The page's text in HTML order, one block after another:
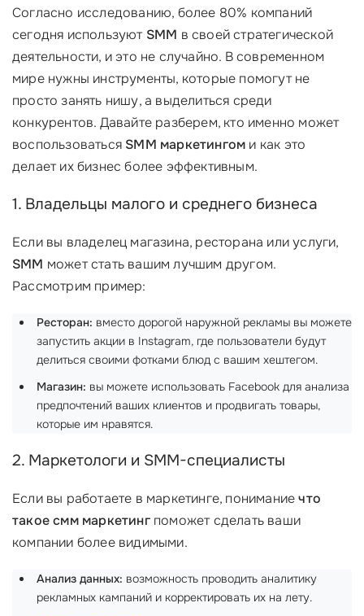
Согласно исследованию, более 80% компаний
сегодня используют SMM в своей стратегической
деятельности, и это не случайно. В современном
мире нужны инструменты, которые помогут не
просто занять нишу, а выделиться среди
конкурентов. Давайте разберем, кто именно может
воспользоваться SMM маркетингом и как это
делает их бизнес более эффективным.
1. Владельцы малого и среднего бизнеса
Если вы владелец магазина, ресторана или услуги,
SMM может стать вашим лучшим другом.
Рассмотрим пример:
Ресторан: вместо дорогой наружной рекламы вы можете
запустить акции в Instagram, где пользователи будут
делиться своими фотками блюд с вашим хештегом.
Магазин: вы можете использовать Facebook для анализа
предпочтений ваших клиентов и продвигать товары,
которые им нравятся.
2. Маркетологи и SMM-специалисты
Если вы работаете в маркетинге, пониманиечто
такое смм маркетингпоможет сделать ваши
компании более видимыми.
Анализ данных: возможность проводить аналитику
рекламных кампаний и корректировать их на лету.